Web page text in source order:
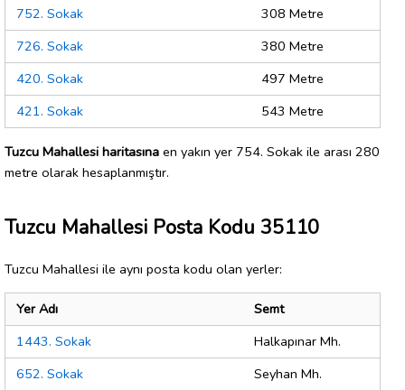
752. Sokak
308 Metre
726. Sokak
380 Metre
420. Sokak
497 Metre
421. Sokak
543 Metre
Tuzcu Mahallesi haritasına en yakın yer 754. Sokak ile arası 280
metre olarak hesaplanmıştır.
Tuzcu Mahallesi Posta Kodu 35110
Tuzcu Mahallesi ile aynı posta kodu olan yerler:
Yer Adı
Semt
1443. Sokak
Halkapınar Mh.
652. Sokak
Seyhan Mh.